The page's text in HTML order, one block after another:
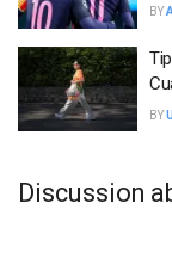
BY
BY
Discussion